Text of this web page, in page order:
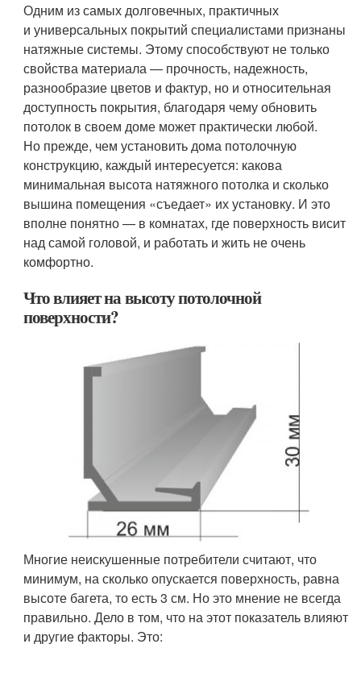
Одним из самых долговечных, практичных
и универсальных покрытий специалистами признаны
натяжные системы. Этому способствуют не только
свойства материала — прочность, надежность,
разнообразие цветов и фактур, но и относительная
доступность покрытия, благодаря чему обновить
потолок в своем доме может практически любой.
Но прежде, чем установить дома потолочную
конструкцию, каждый интересуется: какова
минимальная высота натяжного потолка и сколько
вышина помещения «съедает» их установку. И это
вполне понятно — в комнатах, где поверхность висит
над самой головой, и работать и жить не очень
комфортно.
Что влияет на высоту потолочной
поверхности?
Многие неискушенные потребители считают, что
минимум, на сколько опускается поверхность, равна
высоте багета, то есть 3 см. Но это мнение не всегда
правильно. Дело в том, что на этот показатель влияют
и другие факторы. Это: